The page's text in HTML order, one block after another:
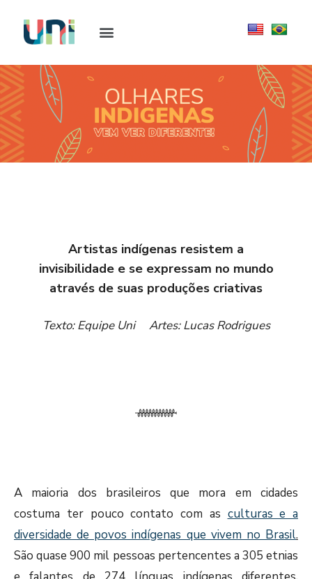
Artistas indígenas resistem a
invisibilidade e se expressam no mundo
através de suas produções criativas
Texto: Equipe Uni Artes: Lucas Rodrigues
A maioria dos brasileiros que mora em cidades
costuma ter pouco contato com as culturas e a
diversidade de povos indígenas que vivem no Brasil.
São quase 900 mil pessoas pertencentes a 305 etnias